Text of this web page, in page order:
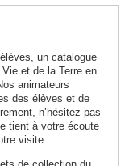
un catalogue
et de la Terre en
animateurs
des élèves et de
n’hésitez pas
tient à votre écoute
visite.